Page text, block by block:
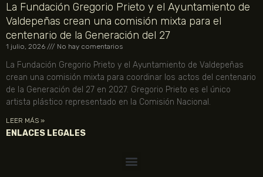
La Fundación Gregorio Prieto y el Ayuntamiento de
Valdepeñas crean una comisión mixta para el
centenario de la Generación del 27
1 julio, 2026 No hay comentarios
La Fundación Gregorio Prieto y el Ayuntamiento de Valdepeñas
crean una comisión mixta para coordinar los actos del centenario
de la Generación del 27 en 2027. Gregorio Prieto es el único
artista plástico representado en la Comisión Nacional.
LEER MÁS »
ENLACES LEGALES